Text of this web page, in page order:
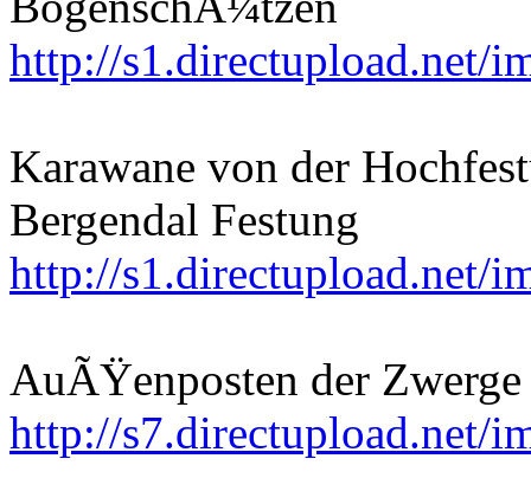
http://s1.directupload.net/
Karawane von der
Bergendal Festung
http://s1.directupload.net/
AuÃŸenposten der Zwerge
http://s7.directupload.net/